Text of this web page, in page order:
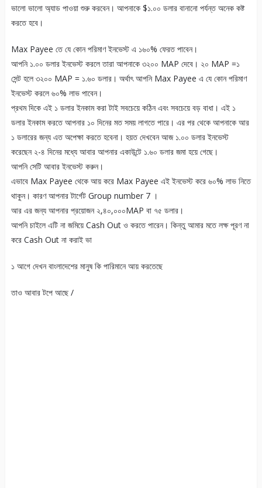
ভালো ভালো অ্যাড পাওয়া শুরু করবেন। আপনাকে $১.০০ ডলার বানানো পর্যন্ত অনেক কষ্ট
করতে হবে।
Max Payee তে যে কোন পরিমাণ ইনভেস্ট এ ১৬০% ফেরত পাবেন।
আপনি ১.০০ ডলার ইনভেস্ট করলে তারা আপনাকে ৩২০০ MAP দেবে। ২০ MAP =১
সেন্ট হলে ৩২০০ MAP = ১.৬০ ডলার। অর্থাৎ আপনি Max Payee এ যে কোন পরিমাণ
ইনভেস্ট করলে ৬০% লাভ পাবেন।
প্রথম দিকে এই ১ ডলার ইনকাম করা টাই সবচেয়ে কঠিন এবং সবচেয়ে বড় বাধা। এই ১
ডলার ইনকাম করতে আপনার ১০ দিনের মত সময় লাগতে পারে। এর পর থেকে আপনাকে আর
১ ডলারের জন্য এত অপেক্ষা করতে হবেনা। হয়ত দেখবেন আজ ১.০০ ডলার ইনভেস্ট
করেছেন ২-৪ দিনের মধ্যে আবার আপনার একাউন্টে ১.৬০ ডলার জমা হয়ে গেছে।
আপনি সেটি আবার ইনভেস্ট করুন।
এভাবে Max Payee থেকে আয় করে Max Payee এই ইনভেস্ট করে ৬০% লাভ নিতে
থাকুন। কারণ আপনার টার্গেট Group number 7 ।
আর এর জন্য আপনার প্রয়োজন ২,৪০,০০০MAP বা ৭৫ ডলার।
আপনি চাইলে এটি না জমিয়ে Cash Out ও করতে পারেন। কিন্তু আমার মতে লক্ষ পূরণ না
করে Cash Out না করাই ভা
১ আগে দেখন বাংলাদেশের মানুষ কি পারিমানে আয় করতেছে
তাও আবার টপে আছে /